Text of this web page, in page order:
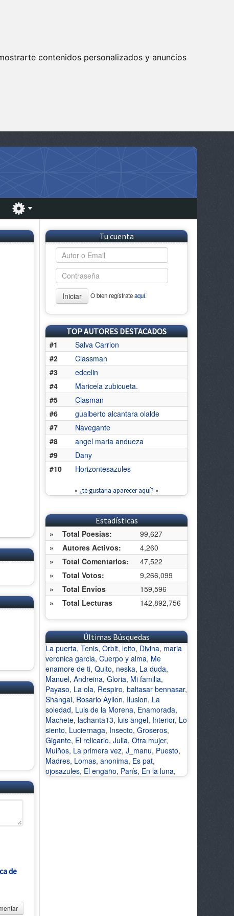
contenidos personalizados y anuncios
de
Tu cuenta
Iniciar O bien regístrateaquí.
TOP AUTORES DESTACADOS
#1
Salva Carrion
#2
Classman
#3
edcelin
#4
Maricela zubicueta.
#5
Clasman
#6
gualberto alcantara olalde
#7
Navegante
#8
angel maria andueza
#9
Dany
#10
Horizontesazules
« ¿te gustaria aparecer aquí? »
Estadísticas
»
Total Poesias:
99,627
»
Autores Activos:
4,260
»
Total Comentarios:
47,522
»
Total Votos:
9,266,099
»
Total Envios
159,596
»
Total Lecturas 142,892,756
Últimas Búsquedas
La puerta, Tenis, Orbit, leito, Divina, maria
veronica garcia, Cuerpo y alma, Me
enamore de ti, Quito, neska, La duda,
Manuel, Andreina, Gloria, Mi familia,
Payaso, La ola, Respiro, baltasar bennasar,
Shangai, Rosario Ayllon, Ilusion, La
soledad, Luis de la Morena, Enamorada,
Machete, lachanta13, luis angel, Interior, Lo
siento, Luciernaga, Insecto, Groseros,
Gigante, El relicario, Julia, Otra mujer,
Muiños, La primera vez, J_manu, Puesto,
Madres, Lomas, anonima, Es pat,
ojosazules, El engaño, París, En la luna,